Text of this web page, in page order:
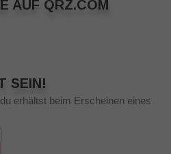
AUF QRZ.COM
SEIN!
erhältst beim Erscheinen eines